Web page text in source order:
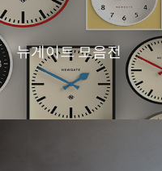
뉴게이트 모음전